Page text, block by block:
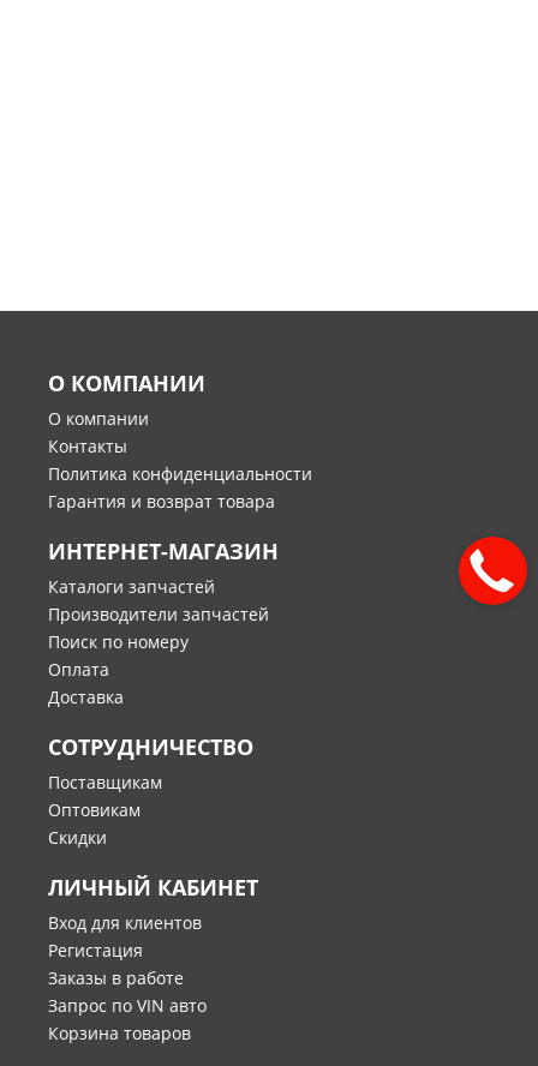
О КОМПАНИИ
О компании
Контакты
Политика конфиденциальности
Гарантия и возврат товара
ИНТЕРНЕТ-МАГАЗИН
Каталоги запчастей
Производители запчастей
Поиск по номеру
Оплата
Доставка
СОТРУДНИЧЕСТВО
Поставщикам
Оптовикам
Скидки
ЛИЧНЫЙ КАБИНЕТ
Вход для клиентов
Регистация
Заказы в работе
Запрос по VIN авто
Корзина товаров